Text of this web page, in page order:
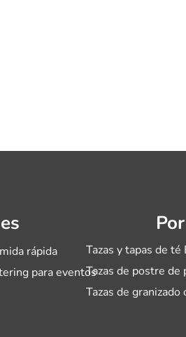
rápida
para eventos
Tazas y tapas de
Tazas de postre de
Tazas de